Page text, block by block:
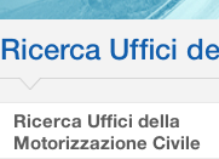
Ricerca Uffici
Ricerca Uffici della
Motorizzazione Civile